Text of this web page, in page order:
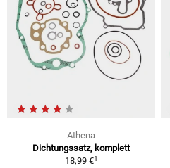
Athena
Dichtungssatz, komplett
18,99 €1